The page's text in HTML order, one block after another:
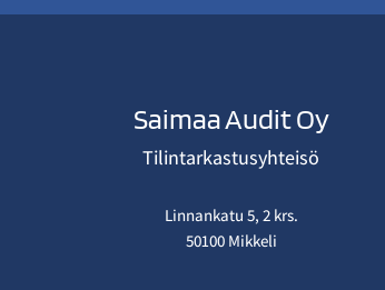
Saimaa Audit Oy
Tilintarkastusyhteisö
Linnankatu 5, 2 krs.
50100 Mikkeli